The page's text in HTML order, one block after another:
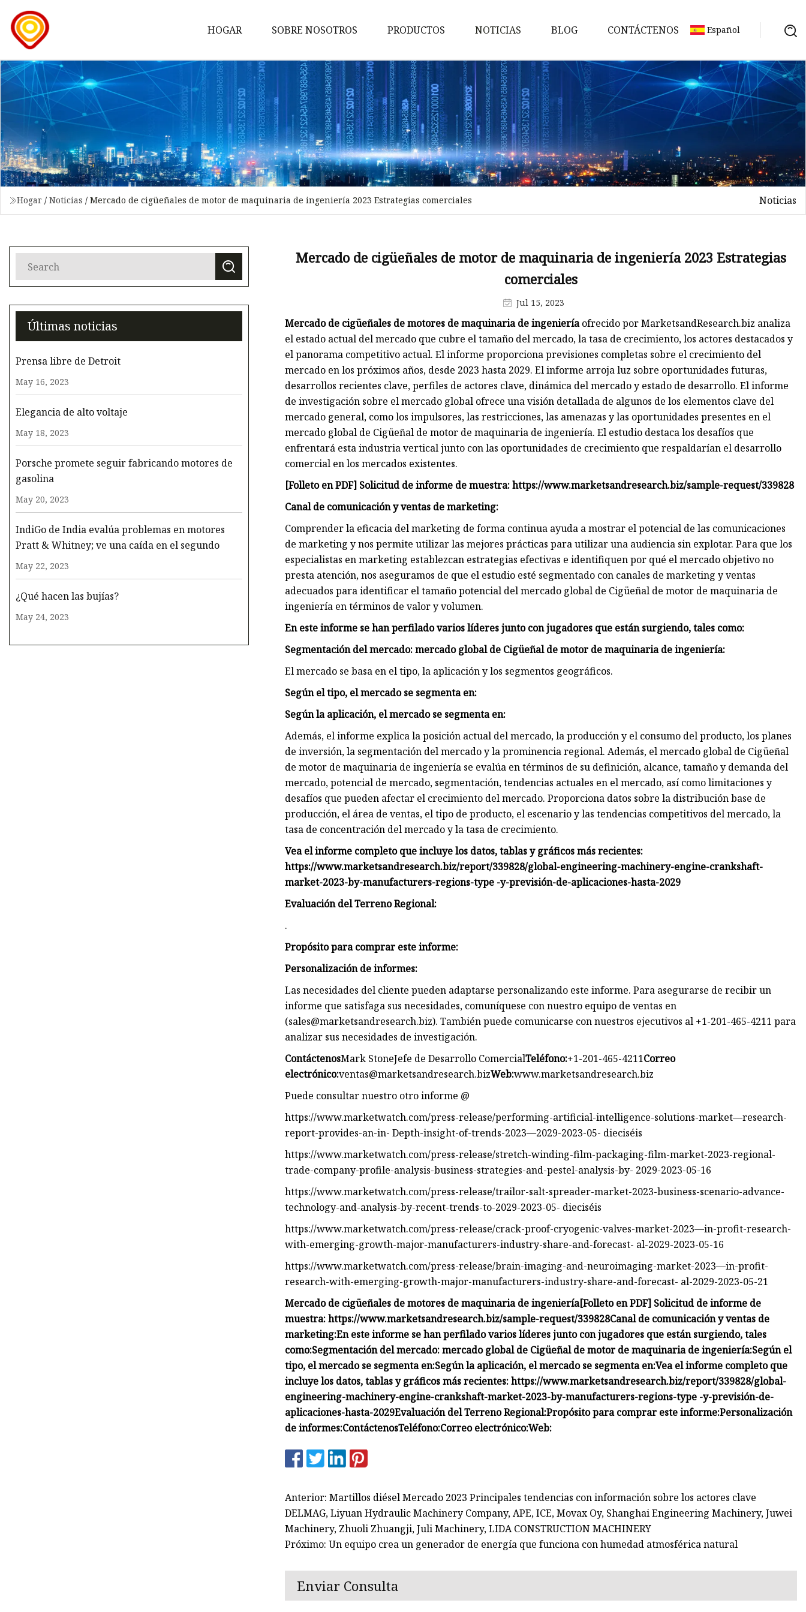
HOGAR SOBRE NOSOTROS PRODUCTOS
Bomba
Motor
Generador
Maquinaria de ingeniería
Generador de gas
Motor diesel
Motor de gasolina
Generador de soldadura
NOTICIAS BLOG CONTÁCTENOS Español
Hogar / Noticias / Mercado de cigüeñales de motor de maquinaria de ingeniería 2023 Estrategias comerciales Noticias
Últimas noticias
Prensa libre de Detroit
May 16, 2023
Elegancia de alto voltaje
May 18, 2023
Porsche promete seguir fabricando motores de
gasolina
May 20, 2023
IndiGo de India evalúa problemas en motores
Pratt & Whitney; ve una caída en el segundo
May 22, 2023
¿Qué hacen las bujías?
May 24, 2023
Mercado de cigüeñales de motor de maquinaria de ingeniería 2023 Estrategias
comerciales
Jul 15, 2023
Mercado de cigüeñales de motores de maquinaria de ingenieríaofrecido por MarketsandResearch.biz analiza
el estado actual del mercado que cubre el tamaño del mercado, la tasa de crecimiento, los actores destacados y
el panorama competitivo actual. El informe proporciona previsiones completas sobre el crecimiento del
mercado en los próximos años, desde 2023 hasta 2029. El informe arroja luz sobre oportunidades futuras,
desarrollos recientes clave, perfiles de actores clave, dinámica del mercado y estado de desarrollo. El informe
de investigación sobre el mercado global ofrece una visión detallada de algunos de los elementos clave del
mercado general, como los impulsores, las restricciones, las amenazas y las oportunidades presentes en el
mercado global de Cigüeñal de motor de maquinaria de ingeniería. El estudio destaca los desafíos que
enfrentará esta industria vertical junto con las oportunidades de crecimiento que respaldarían el desarrollo
comercial en los mercados existentes.
[Folleto en PDF] Solicitud de informe de muestra: https://www.marketsandresearch.biz/sample-request/339828
Canal de comunicación y ventas de marketing:
Comprender la eficacia del marketing de forma continua ayuda a mostrar el potencial de las comunicaciones
de marketing y nos permite utilizar las mejores prácticas para utilizar una audiencia sin explotar. Para que los
especialistas en marketing establezcan estrategias efectivas e identifiquen por qué el mercado objetivo no
presta atención, nos aseguramos de que el estudio esté segmentado con canales de marketing y ventas
adecuados para identificar el tamaño potencial del mercado global de Cigüeñal de motor de maquinaria de
ingeniería en términos de valor y volumen.
En este informe se han perfilado varios líderes junto con jugadores que están surgiendo, tales como:
Segmentación del mercado: mercado global de Cigüeñal de motor de maquinaria de ingeniería:
El mercado se basa en el tipo, la aplicación y los segmentos geográficos.
Según el tipo, el mercado se segmenta en:
Según la aplicación, el mercado se segmenta en:
Además, el informe explica la posición actual del mercado, la producción y el consumo del producto, los planes
de inversión, la segmentación del mercado y la prominencia regional. Además, el mercado global de Cigüeñal
de motor de maquinaria de ingeniería se evalúa en términos de su definición, alcance, tamaño y demanda del
mercado, potencial de mercado, segmentación, tendencias actuales en el mercado, así como limitaciones y
desafíos que pueden afectar el crecimiento del mercado. Proporciona datos sobre la distribución base de
producción, el área de ventas, el tipo de producto, el escenario y las tendencias competitivos del mercado, la
tasa de concentración del mercado y la tasa de crecimiento.
Vea el informe completo que incluye los datos, tablas y gráficos más recientes:
https://www.marketsandresearch.biz/report/339828/global-engineering-machinery-engine-crankshaft-
market-2023-by-manufacturers-regions-type -y-previsión-de-aplicaciones-hasta-2029
Evaluación del Terreno Regional:
.
Propósito para comprar este informe:
Personalización de informes:
Las necesidades del cliente pueden adaptarse personalizando este informe. Para asegurarse de recibir un
informe que satisfaga sus necesidades, comuníquese con nuestro equipo de ventas en
(sales@marketsandresearch.biz). También puede comunicarse con nuestros ejecutivos al +1-201-465-4211 para
analizar sus necesidades de investigación.
ContáctenosMark StoneJefe de Desarrollo ComercialTeléfono:+1-201-465-4211Correo
electrónico:ventas@marketsandresearch.bizWeb:www.marketsandresearch.biz
Puede consultar nuestro otro informe @
https://www.marketwatch.com/press-release/performing-artificial-intelligence-solutions-market—research-
report-provides-an-in- Depth-insight-of-trends-2023—2029-2023-05- dieciséis
https://www.marketwatch.com/press-release/stretch-winding-film-packaging-film-market-2023-regional-
trade-company-profile-analysis-business-strategies-and-pestel-analysis-by- 2029-2023-05-16
https://www.marketwatch.com/press-release/trailor-salt-spreader-market-2023-business-scenario-advance-
technology-and-analysis-by-recent-trends-to-2029-2023-05- dieciséis
https://www.marketwatch.com/press-release/crack-proof-cryogenic-valves-market-2023—in-profit-research-
with-emerging-growth-major-manufacturers-industry-share-and-forecast- al-2029-2023-05-16
https://www.marketwatch.com/press-release/brain-imaging-and-neuroimaging-market-2023—in-profit-
research-with-emerging-growth-major-manufacturers-industry-share-and-forecast- al-2029-2023-05-21
Mercado de cigüeñales de motores de maquinaria de ingeniería[Folleto en PDF] Solicitud de informe de
muestra: https://www.marketsandresearch.biz/sample-request/339828Canal de comunicación y ventas de
marketing:En este informe se han perfilado varios líderes junto con jugadores que están surgiendo, tales
como:Segmentación del mercado: mercado global de Cigüeñal de motor de maquinaria de ingeniería:Según el
tipo, el mercado se segmenta en:Según la aplicación, el mercado se segmenta en:Vea el informe completo que
incluye los datos, tablas y gráficos más recientes: https://www.marketsandresearch.biz/report/339828/global-
engineering-machinery-engine-crankshaft-market-2023-by-manufacturers-regions-type -y-previsión-de-
aplicaciones-hasta-2029Evaluación del Terreno Regional:Propósito para comprar este informe:Personalización
de informes:ContáctenosTeléfono:Correo electrónico:Web:
Anterior: Martillos diésel Mercado 2023 Principales tendencias con información sobre los actores clave
DELMAG, Liyuan Hydraulic Machinery Company, APE, ICE, Movax Oy, Shanghai Engineering Machinery, Juwei
Machinery, Zhuoli Zhuangji, Juli Machinery, LIDA CONSTRUCTION MACHINERY
Próximo: Un equipo crea un generador de energía que funciona con humedad atmosférica natural
Enviar Consulta